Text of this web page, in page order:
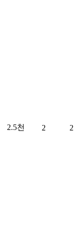
2.5천 2 2